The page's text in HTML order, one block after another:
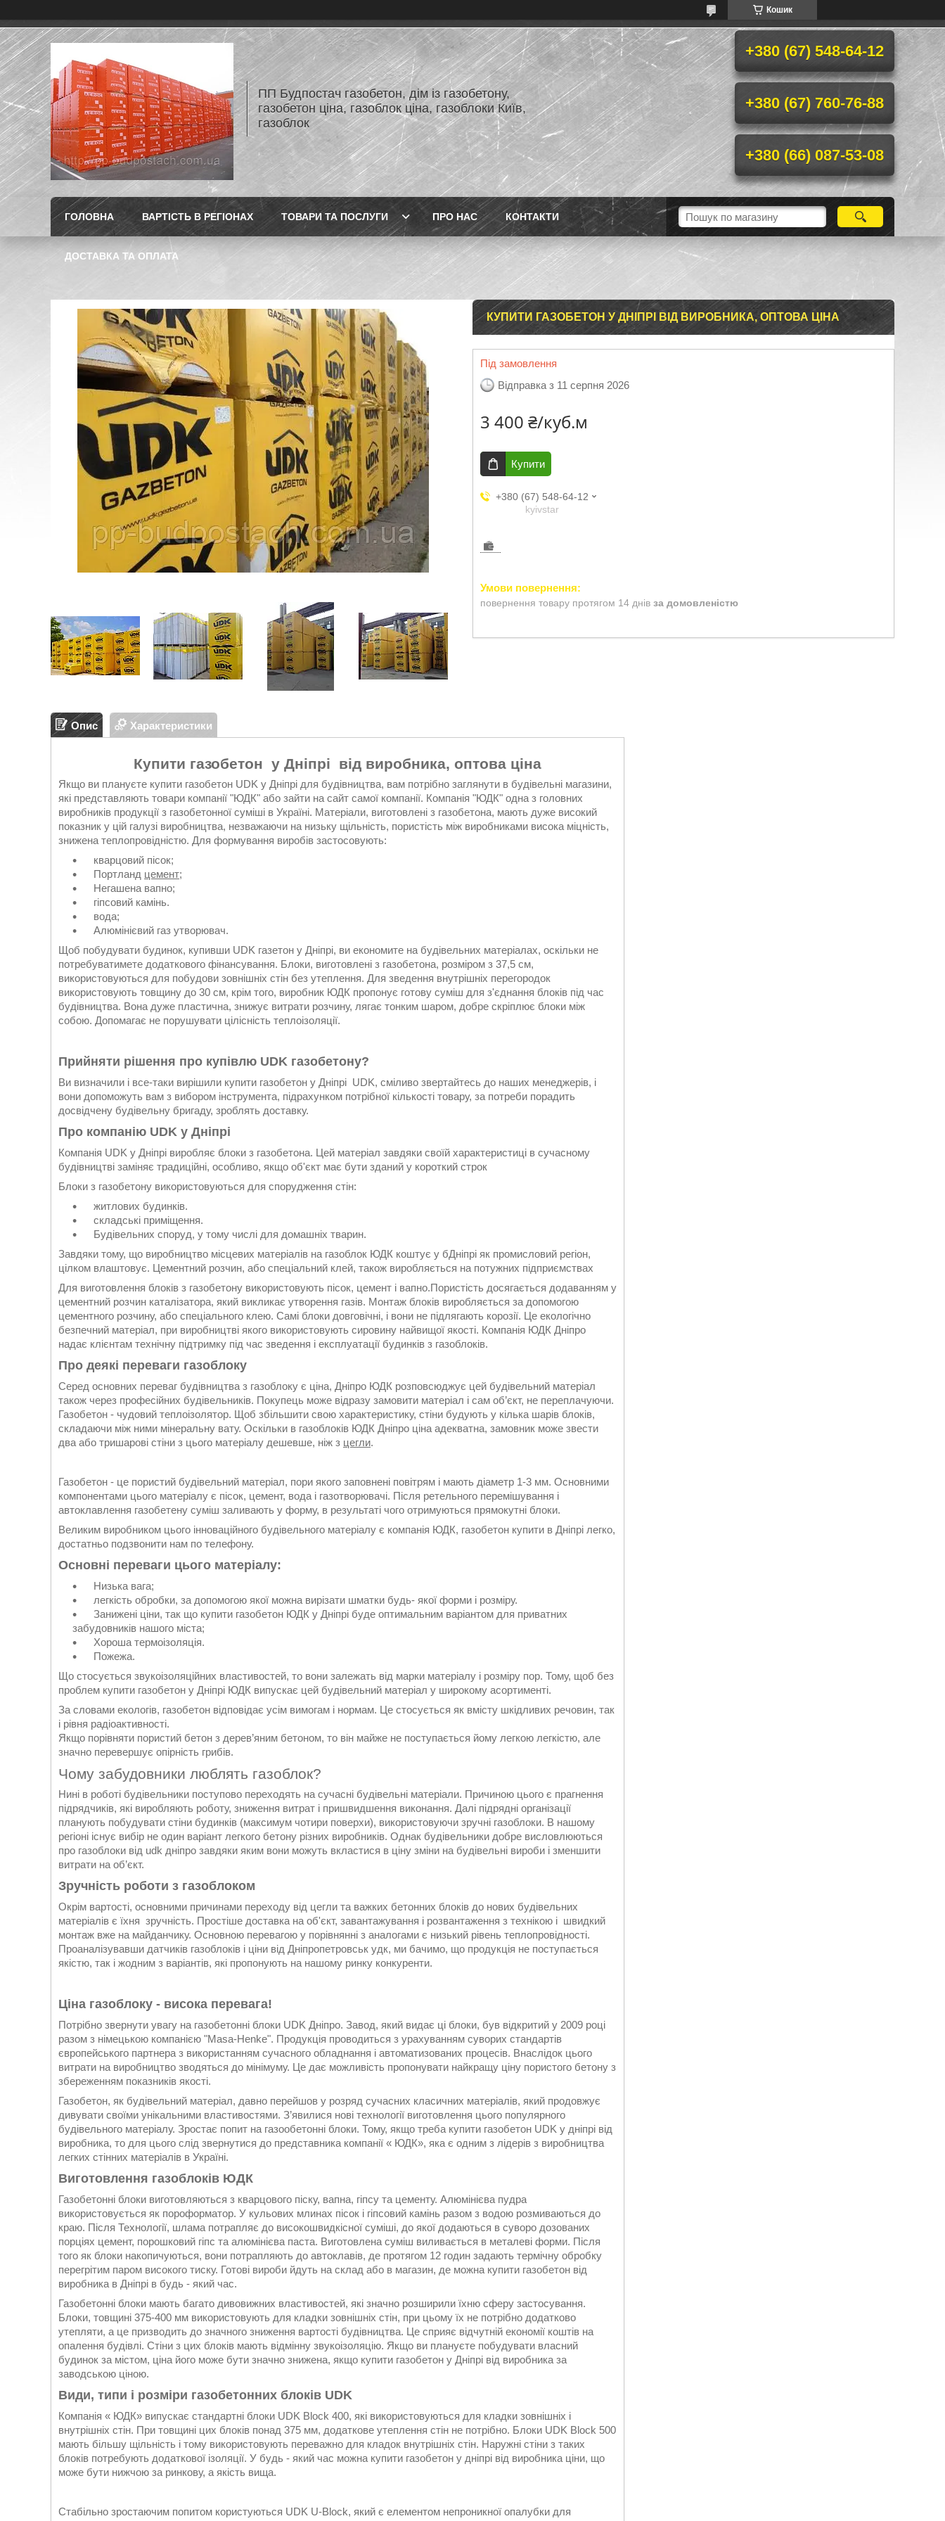
Кошик
ПП Будпостач газобетон, дім із газобетону,
газобетон ціна, газоблок ціна, газоблоки Київ,
газоблок
+380 (67) 548-64-12
+380 (67) 760-76-88
+380 (66) 087-53-08
ГОЛОВНА ВАРТІСТЬ В РЕГІОНАХ ТОВАРИ ТА ПОСЛУГИ ПРО НАС КОНТАКТИ
ДОСТАВКА ТА ОПЛАТА
КУПИТИ ГАЗОБЕТОН У ДНІПРІ ВІД ВИРОБНИКА, ОПТОВА ЦІНА
Під замовлення
Відправка з 11 серпня 2026
3 400 ₴/куб.м
Купити
+380 (67) 548-64-12
kyivstar
повернення товару протягом 14 днів за домовленістю
Опис Характеристики
Купити газобетон у Дніпрі від виробника, оптова ціна
Якщо ви плануєте купити газобетон UDK у Дніпрі для будівництва, вам потрібно заглянути в будівельні магазини,
які представляють товари компанії "ЮДК" або зайти на сайт самої компанії. Компанія "ЮДК" одна з головних
виробників продукції з газобетонної суміші в Україні. Матеріали, виготовлені з газобетона, мають дуже високий
показник у цій галузі виробництва, незважаючи на низьку щільність, пористість між виробниками висока міцність,
знижена теплопровідністю. Для формування виробів застосовують:
кварцовий пісок;
Портланд цемент;
Негашена вапно;
гіпсовий камінь.
вода;
Алюмінієвий газ утворювач.
Щоб побудувати будинок, купивши UDK газетон у Дніпрі, ви економите на будівельних матеріалах, оскільки не
потребуватимете додаткового фінансування. Блоки, виготовлені з газобетона, розміром з 37,5 см,
використовуються для побудови зовнішніх стін без утеплення. Для зведення внутрішніх перегородок
використовують товщину до 30 см, крім того, виробник ЮДК пропонує готову суміш для з'єднання блоків під час
будівництва. Вона дуже пластична, знижує витрати розчину, лягає тонким шаром, добре скріплює блоки між
собою. Допомагає не порушувати цілісність теплоізоляції.
Прийняти рішення про купівлю UDK газобетону?
Ви визначили і все-таки вирішили купити газобетон у Дніпрі UDK, сміливо звертайтесь до наших менеджерів, і
вони допоможуть вам з вибором інструмента, підрахунком потрібної кількості товару, за потреби порадить
досвідчену будівельну бригаду, зроблять доставку.
Про компанію UDK у Дніпрі
Компанія UDK у Дніпрі виробляє блоки з газобетона. Цей матеріал завдяки своїй характеристиці в сучасному
будівництві заміняє традиційні, особливо, якщо об'єкт має бути зданий у короткий строк
Блоки з газобетону використовуються для спорудження стін:
житлових будинків.
складські приміщення.
Будівельних споруд, у тому числі для домашніх тварин.
Завдяки тому, що виробництво місцевих матеріалів на газоблок ЮДК коштує у бДніпрі як промисловий регіон,
цілком влаштовує. Цементний розчин, або спеціальний клей, також виробляється на потужних підприємствах
Для виготовлення блоків з газобетону використовують пісок, цемент і вапно.Пористість досягається додаванням у
цементний розчин каталізатора, який викликає утворення газів. Монтаж блоків виробляється за допомогою
цементного розчину, або спеціального клею. Самі блоки довговічні, і вони не підлягають корозії. Це екологічно
безпечний матеріал, при виробництві якого використовують сировину найвищої якості. Компанія ЮДК Дніпро
надає клієнтам технічну підтримку під час зведення і експлуатації будинків з газоблоків.
Про деякі переваги газоблоку
Серед основних переваг будівництва з газоблоку є ціна, Дніпро ЮДК розповсюджує цей будівельний матеріал
також через професійних будівельників. Покупець може відразу замовити матеріал і сам об’єкт, не переплачуючи.
Газобетон - чудовий теплоізолятор. Щоб збільшити свою характеристику, стіни будують у кілька шарів блоків,
складаючи між ними мінеральну вату. Оскільки в газоблоків ЮДК Дніпро ціна адекватна, замовник може звести
два або тришарові стіни з цього матеріалу дешевше, ніж з цегли.
Газобетон - це пористий будівельний матеріал, пори якого заповнені повітрям і мають діаметр 1-3 мм. Основними
компонентами цього матеріалу є пісок, цемент, вода і газотворювачі. Після ретельного перемішування і
автоклавлення газобетену суміш заливають у форму, в результаті чого отримуються прямокутні блоки.
Великим виробником цього інноваційного будівельного матеріалу є компанія ЮДК, газобетон купити в Дніпрі легко,
достатньо подзвонити нам по телефону.
Основні переваги цього матеріалу:
Низька вага;
легкість обробки, за допомогою якої можна вирізати шматки будь- якої форми і розміру.
Занижені ціни, так що купити газобетон ЮДК у Дніпрі буде оптимальним варіантом для приватних
забудовників нашого міста;
Хороша термоізоляція.
Пожежа.
Що стосується звукоізоляційних властивостей, то вони залежать від марки матеріалу і розміру пор. Тому, щоб без
проблем купити газобетон у Дніпрі ЮДК випускає цей будівельний матеріал у широкому асортименті.
За словами екологів, газобетон відповідає усім вимогам і нормам. Це стосується як вмісту шкідливих речовин, так
і рівня радіоактивності.
Якщо порівняти пористий бетон з дерев’яним бетоном, то він майже не поступається йому легкою легкістю, але
значно перевершує опірність грибів.
Чому забудовники люблять газоблок?
Нині в роботі будівельники поступово переходять на сучасні будівельні матеріали. Причиною цього є прагнення
підрядчиків, які виробляють роботу, зниження витрат і пришвидшення виконання. Далі підрядні організації
планують побудувати стіни будинків (максимум чотири поверхи), використовуючи зручні газоблоки. В нашому
регіоні існує вибір не один варіант легкого бетону різних виробників. Однак будівельники добре висловлюються
про газоблоки від udk дніпро завдяки яким вони можуть вкластися в ціну зміни на будівельні вироби і зменшити
витрати на об’єкт.
Зручність роботи з газоблоком
Окрім вартості, основними причинами переходу від цегли та важких бетонних блоків до нових будівельних
матеріалів є їхня зручність. Простіше доставка на об'єкт, завантажування і розвантаження з технікою і швидкий
монтаж вже на майданчику. Основною перевагою у порівнянні з аналогами є низький рівень теплопровідності.
Проаналізувавши датчиків газоблоків і ціни від Дніпропетровськ удк, ми бачимо, що продукція не поступається
якістю, так і жодним з варіантів, які пропонують на нашому ринку конкуренти.
Ціна газоблоку - висока перевага!
Потрібно звернути увагу на газобетонні блоки UDK Дніпро. Завод, який видає ці блоки, був відкритий у 2009 році
разом з німецькою компанією "Masa-Henke". Продукція проводиться з урахуванням суворих стандартів
європейського партнера з використанням сучасного обладнання і автоматизованих процесів. Внаслідок цього
витрати на виробництво зводяться до мінімуму. Це дає можливість пропонувати найкращу ціну пористого бетону з
збереженням показників якості.
Газобетон, як будівельний матеріал, давно перейшов у розряд сучасних класичних матеріалів, який продовжує
дивувати своїми унікальними властивостями. З’явилися нові технології виготовлення цього популярного
будівельного матеріалу. Зростає попит на газообетонні блоки. Тому, якщо треба купити газобетон UDK у дніпрі від
виробника, то для цього слід звернутися до представника компанії « ЮДК», яка є одним з лідерів з виробництва
легких стінних матеріалів в Україні.
Виготовлення газоблоків ЮДК
Газобетонні блоки виготовляються з кварцового піску, вапна, гіпсу та цементу. Алюмінієва пудра
використовується як пороформатор. У кульових млинах пісок і гіпсовий камінь разом з водою розмиваються до
краю. Після Технології, шлама потрапляє до високошвидкісної суміші, до якої додаються в суворо дозованих
порціях цемент, порошковий гіпс та алюмінієва паста. Виготовлена суміш виливається в металеві форми. Після
того як блоки накопичуються, вони потрапляють до автоклавів, де протягом 12 годин задають термічну обробку
перегрітим паром високого тиску. Готові вироби йдуть на склад або в магазин, де можна купити газобетон від
виробника в Дніпрі в будь - який час.
Газобетонні блоки мають багато дивовижних властивостей, які значно розширили їхню сферу застосування.
Блоки, товщині 375-400 мм використовують для кладки зовнішніх стін, при цьому їх не потрібно додатково
утепляти, а це призводить до значного зниження вартості будівництва. Це сприяє відчутній економії коштів на
опалення будівлі. Стіни з цих блоків мають відмінну звукоізоляцію. Якщо ви плануєте побудувати власний
будинок за містом, ціна його може бути значно знижена, якщо купити газобетон у Дніпрі від виробника за
заводською ціною.
Види, типи і розміри газобетонних блоків UDK
Компанія « ЮДК» випускає стандартні блоки UDK Block 400, які використовуються для кладки зовнішніх і
внутрішніх стін. При товщині цих блоків понад 375 мм, додаткове утеплення стін не потрібно. Блоки UDK Block 500
мають більшу щільність і тому використовують переважно для кладок внутрішніх стін. Наружні стіни з таких
блоків потребують додаткової ізоляції. У будь - який час можна купити газобетон у дніпрі від виробника ціни, що
може бути нижчою за ринкову, а якість вища.
Стабільно зростаючим попитом користуються UDK U-Block, який є елементом непроникної опалубки для